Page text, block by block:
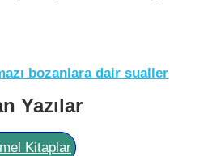
bozanlara dair sualler
Yazılar
Kitaplar